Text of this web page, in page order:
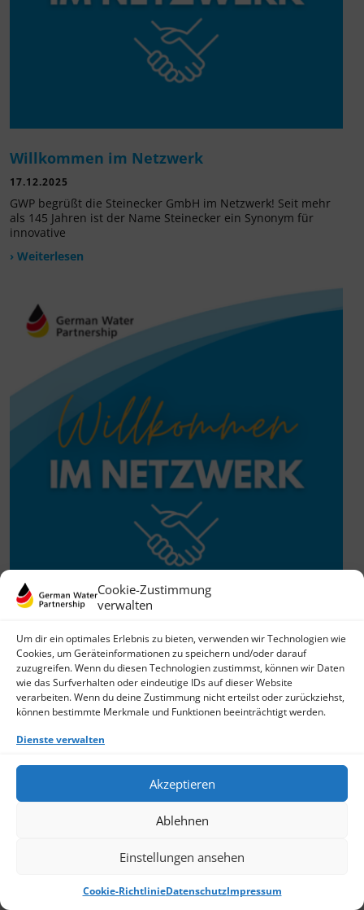
Cookie-Zustimmung
verwalten
Um dir ein optimales Erlebnis zu bieten, verwenden wir Technologien wie
Cookies, um Geräteinformationen zu speichern und/oder darauf
zuzugreifen. Wenn du diesen Technologien zustimmst, können wir Daten
wie das Surfverhalten oder eindeutige IDs auf dieser Website
verarbeiten. Wenn du deine Zustimmung nicht erteilst oder zurückziehst,
können bestimmte Merkmale und Funktionen beeinträchtigt werden.
Dienste verwalten
Akzeptieren
Ablehnen
Einstellungen ansehen
Cookie-RichtlinieDatenschutzImpressum
Willkommen im Netzwerk
17.12.2025
GWP begrüßt die Steinecker GmbH im Netzwerk! Seit mehr
als 145 Jahren ist der Name Steinecker ein Synonym für
innovative
› Weiterlesen
Willkommen im Netzwerk
26.11.2025
GWP freut sich über Neuzuwachs: Die SKion Water GmbH
bereichert das Netzwerk als Technologie- und
Lösungsanbieter sowie Anlagenbauer im Bereich
› Weiterlesen